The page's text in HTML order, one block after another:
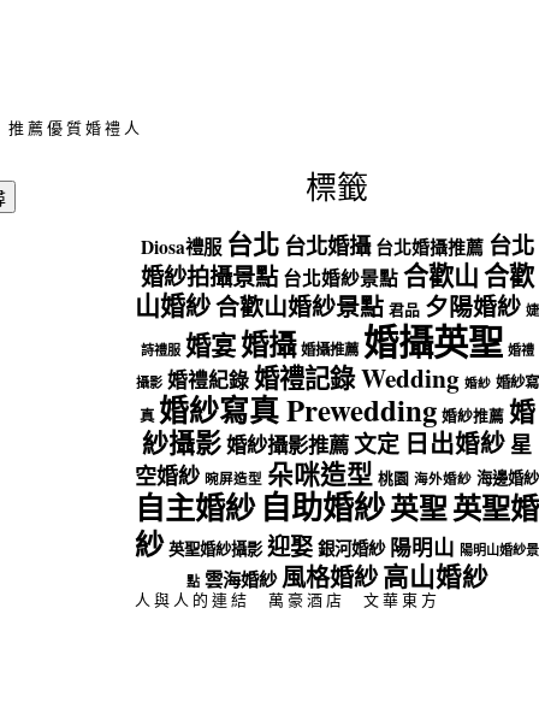
推薦優質婚禮人
標籤
Diosa禮服 台北 台北婚攝 台北婚攝推薦 台北
婚紗拍攝景點 台北婚紗景點 合歡山合歡
山婚紗合歡山婚紗景點 君品 夕陽婚紗 婕
詩禮服 婚宴婚攝 婚攝推薦 婚攝英聖 婚禮
攝影 婚禮紀錄婚禮記錄 Wedding 婚紗 婚紗寫
真 婚紗寫真 Prewedding 婚紗推薦 婚
紗攝影婚紗攝影推薦文定 日出婚紗星
空婚紗 晼屏造型 朵咪造型 桃園 海外婚紗 海邊婚紗
自主婚紗 自助婚紗英聖英聖婚
紗 英聖婚紗攝影 迎娶銀河婚紗 陽明山 陽明山婚紗景
點 雲海婚紗 風格婚紗高山婚紗
人與人的連結 萬豪酒店 文華東方